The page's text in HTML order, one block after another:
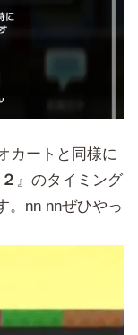
カートと同様に
２ 』のタイミング
。nn nnぜひやっ